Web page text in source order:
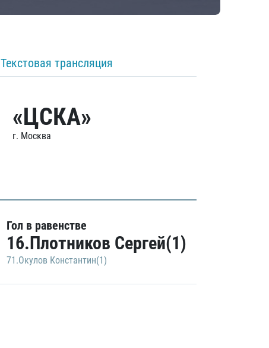
Текстовая трансляция
«ЦСКА»
г. Москва
Гол в равенстве
16.Плотников Сергей(1)
71.Окулов Константин(1)